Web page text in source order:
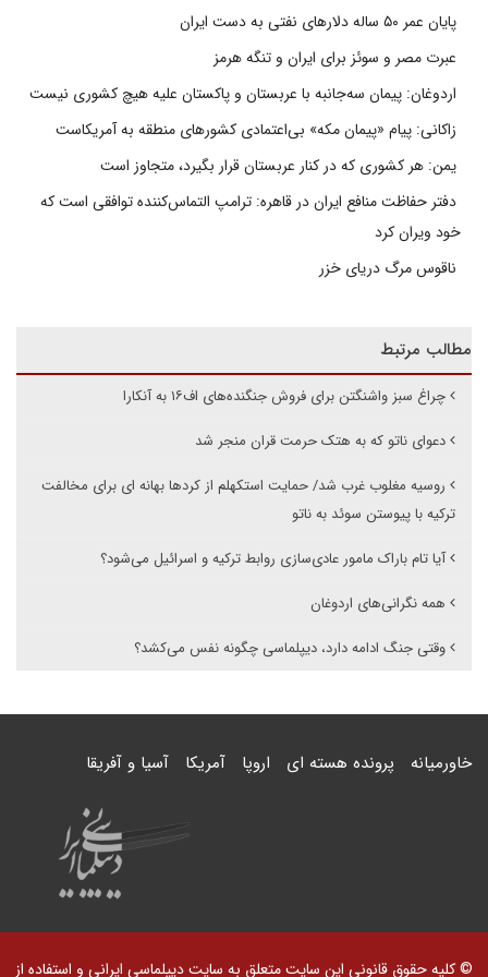
پایان عمر ۵۰ ساله دلارهای نفتی به دست ایران
عبرت مصر و سوئز برای ایران و تنگه هرمز
اردوغان: پیمان سه‌جانبه با عربستان و پاکستان علیه هیچ کشوری نیست
زاکانی: پیام «پیمان مکه» بی‌اعتمادی کشورهای منطقه به آمریکاست
یمن: هر کشوری که در کنار عربستان قرار بگیرد، متجاوز است
دفتر حفاظت منافع ایران در قاهره: ترامپ التماس‌کننده توافقی است که
خود ویران کرد
ناقوس مرگ دریای خزر
مطالب مرتبط
چراغ سبز واشنگتن برای فروش جنگنده‌های اف۱۶ به آنکارا
دعوای ناتو که به هتک حرمت قران منجر شد
روسیه مغلوب غرب شد/ حمایت استکهلم از کردها بهانه ای برای مخالفت
ترکیه با پیوستن سوئد به ناتو
آیا تام باراک مامور عادی‌سازی روابط ترکیه و اسرائیل می‌شود؟
همه نگرانی‌های اردوغان
وقتی جنگ ادامه دارد، دیپلماسی چگونه نفس می‌کشد؟
خاورمیانه پرونده هسته ای اروپا آمریکا آسیا و آفریقا
© کلیه حقوق قانونی این سایت متعلق به سایت دیپلماسی ایرانی و استفاده از